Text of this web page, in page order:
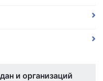
и организаций